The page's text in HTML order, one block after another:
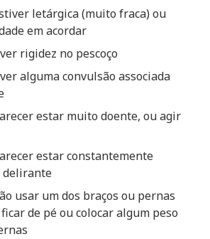
letárgica (muito fraca) ou
em acordar
rigidez no pescoço
alguma convulsão associada
estar muito doente, ou agir
estar constantemente
delirante
usar um dos braços ou pernas
de pé ou colocar algum peso